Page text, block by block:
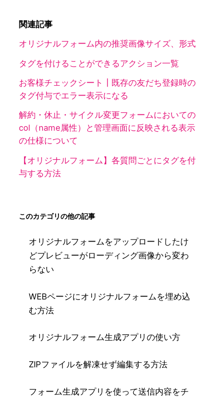
関連記事
オリジナルフォーム内の推奨画像サイズ、形式
タグを付けることができるアクション一覧
お客様チェックシート┃既存の友だち登録時の
タグ付与でエラー表示になる
解約・休止・サイクル変更フォームにおいての
col（name属性）と管理画面に反映される表示
の仕様について
【オリジナルフォーム】各質問ごとにタグを付
与する方法
このカテゴリの他の記事
オリジナルフォームをアップロードしたけ
どプレビューがローディング画像から変わ
らない
WEBページにオリジナルフォームを埋め込
む方法
オリジナルフォーム生成アプリの使い方
ZIPファイルを解凍せず編集する方法
フォーム生成アプリを使って送信内容をチ